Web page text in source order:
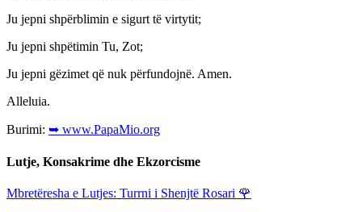
Ju jepni shpërblimin e sigurt të virtytit;
Ju jepni shpëtimin Tu, Zot;
Ju jepni gëzimet që nuk përfundojnë. Amen.
Alleluia.
Burimi: ➥ www.PapaMio.org
Lutje, Konsakrime dhe Ekzorcisme
Mbretëresha e Lutjes: Turrni i Shenjtë Rosari 🌹